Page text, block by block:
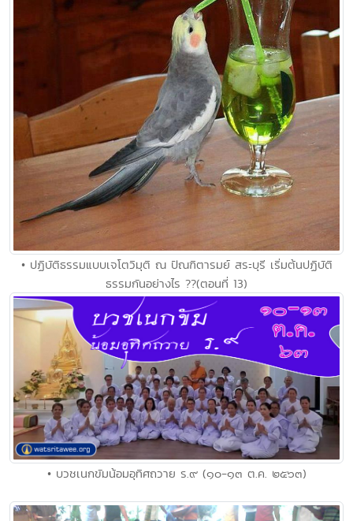
• ปฏิบัติธรรมแบบเจโตวิมุติ ณ ปัณฑิตารมย์ สระบุรี เริ่มต้นปฏิบัติ
ธรรมกันอย่างไร ??(ตอนที่ 13)
• บวชเนกขัมน้อมอุทิศถวาย ร.๙ (๑๐-๑๓ ต.ค. ๒๕๖๓)